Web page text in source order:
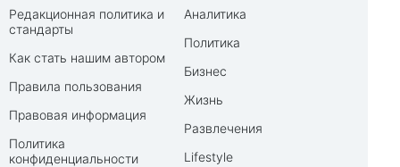
Редакционная политика и
стандарты
Как стать нашим автором
Правила пользования
Правовая информация
Политика
конфиденциальности
Аналитика
Политика
Бизнес
Жизнь
Развлечения
Lifestyle